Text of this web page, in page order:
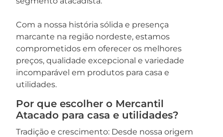
Com a nossa história sólida e presença
marcante na região nordeste, estamos
comprometidos em oferecer os melhores
preços, qualidade excepcional e variedade
incomparável em produtos para casa e
utilidades.
Por que escolher o Mercantil
Atacado para casa e utilidades?
Tradição e crescimento: Desde nossa origem